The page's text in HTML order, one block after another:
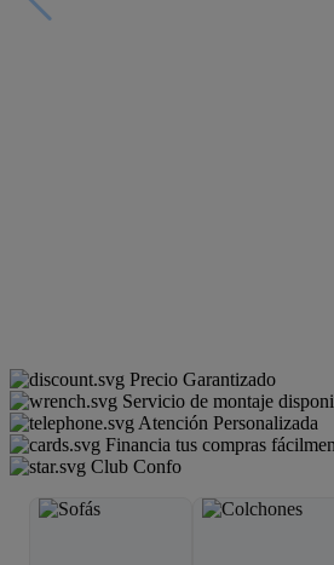
Precio Garantizado
Servicio de montaje
Atención Personalizada
Financia tus compras
Club Confo